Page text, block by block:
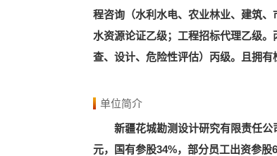
程咨询（水利水电、农业林业、建筑
水资源论证乙级；工程招标代理乙级
查、设计、危险性评估）丙级。且拥
单位简介
新疆花城勘测设计研究有限责任
元，国有参股34%，部分员工出资参